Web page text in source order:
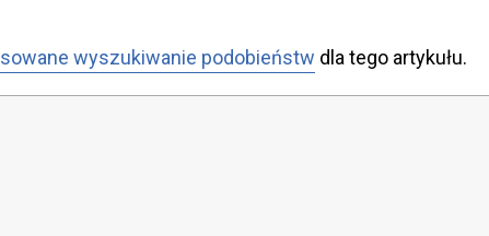
wyszukiwanie podobieństw dla tego artykułu.